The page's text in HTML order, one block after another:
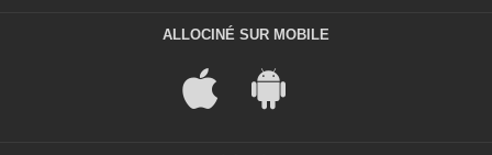
ALLOCINÉ SUR MOBILE